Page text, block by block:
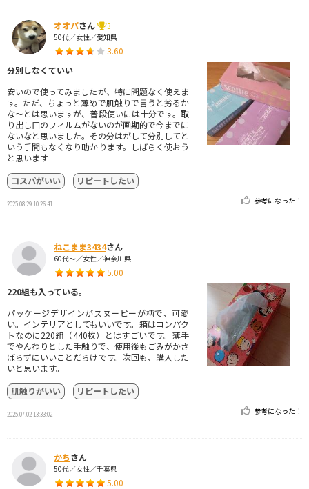
オオパさん
3
50代／女性／愛知県
3.60
分別しなくていい
安いので使ってみましたが、特に問題なく使えま
す。ただ、ちょっと薄めで肌触りで言うと劣るか
な～とは思いますが、普段使いには十分です。取
り出し口のフィルムがないのが画期的で今までに
ないなと思いました。その分はがして分別してと
いう手間もなくなり助かります。しばらく使おう
と思います
コスパがいい
リピートしたい
2025.08.29 10:26:41 参考になった！
ねこまま3434さん
60代～／女性／神奈川県
5.00
220組も入っている。
パッケージデザインがスヌーピーが柄で、可愛
い。インテリアとしてもいいです。箱はコンパク
トなのに220組（440枚）とはすごいです。薄手
でやんわりとした手触りで、使用後もごみがかさ
ばらずにいいことだらけです。次回も、購入した
いと思います。
肌触りがいい
リピートしたい
2025.07.02 13:33:02 参考になった！
かちさん
50代／女性／千葉県
5.00